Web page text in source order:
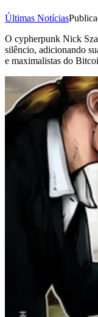
Últimas Notícias
O cypherpunk Nick
silêncio, adicionando
e maximalistas do